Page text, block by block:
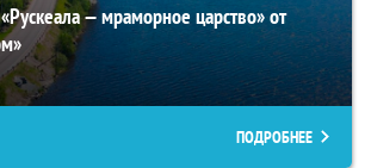
— мраморное царство» от
ПОДРОБНЕЕ